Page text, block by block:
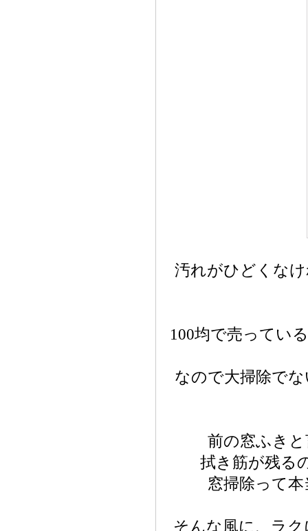
汚れがひどくな
100均で売ってい
なので大掃除で
前の窓ふき
拭き筋が残る
窓掃除って
そんな風に、ラ